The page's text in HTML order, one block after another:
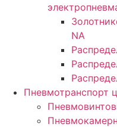
NA
Пневмотранспорт